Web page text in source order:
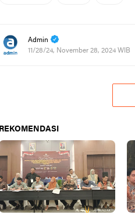
Admin
11/28/24, November 28, 2024 WIB
REKOMENDASI